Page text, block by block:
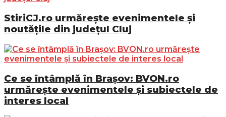
StiriCJ.ro urmărește evenimentele și
noutățile din județul Cluj
Ce se întâmplă în Brașov: BVON.ro
urmărește evenimentele și subiectele de
interes local